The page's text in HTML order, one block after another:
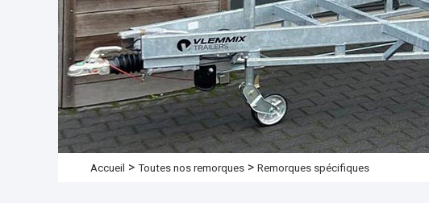
Accueil > Toutes nos remorques > Remorques spécifiques